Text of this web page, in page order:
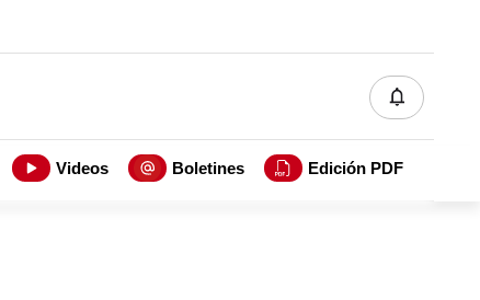
Videos Boletines Edición PDF